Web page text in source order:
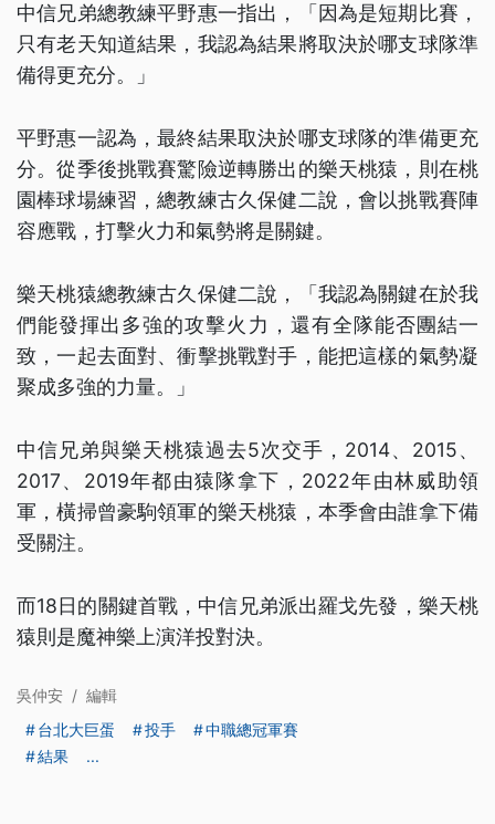
中信兄弟總教練平野惠一指出，「因為是短期比賽，
只有老天知道結果，我認為結果將取決於哪支球隊準
備得更充分。」
平野惠一認為，最終結果取決於哪支球隊的準備更充
分。從季後挑戰賽驚險逆轉勝出的樂天桃猿，則在桃
園棒球場練習，總教練古久保健二說，會以挑戰賽陣
容應戰，打擊火力和氣勢將是關鍵。
樂天桃猿總教練古久保健二說，「我認為關鍵在於我
們能發揮出多強的攻擊火力，還有全隊能否團結一
致，一起去面對、衝擊挑戰對手，能把這樣的氣勢凝
聚成多強的力量。」
中信兄弟與樂天桃猿過去5次交手，2014、2015、
2017、2019年都由猿隊拿下，2022年由林威助領
軍，橫掃曾豪駒領軍的樂天桃猿，本季會由誰拿下備
受關注。
而18日的關鍵首戰，中信兄弟派出羅戈先發，樂天桃
猿則是魔神樂上演洋投對決。
吳仲安 / 編輯
台北大巨蛋
投手
中職總冠軍賽
結果
...